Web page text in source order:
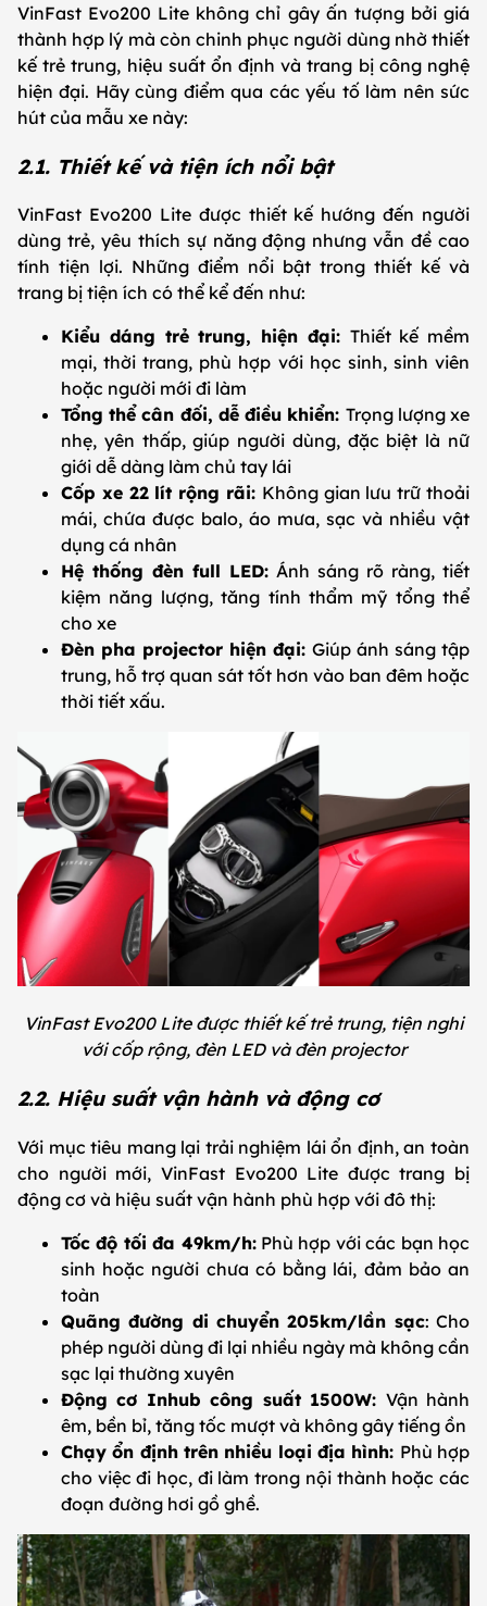
VinFast Evo200 Lite không chỉ gây ấn tượng bởi giá
thành hợp lý mà còn chinh phục người dùng nhờ thiết
kế trẻ trung, hiệu suất ổn định và trang bị công nghệ
hiện đại. Hãy cùng điểm qua các yếu tố làm nên sức
hút của mẫu xe này:
2.1. Thiết kế và tiện ích nổi bật
VinFast Evo200 Lite được thiết kế hướng đến người
dùng trẻ, yêu thích sự năng động nhưng vẫn đề cao
tính tiện lợi. Những điểm nổi bật trong thiết kế và
trang bị tiện ích có thể kể đến như:
Kiểu dáng trẻ trung, hiện đại: Thiết kế mềm
mại, thời trang, phù hợp với học sinh, sinh viên
hoặc người mới đi làm
Tổng thể cân đối, dễ điều khiển: Trọng lượng xe
nhẹ, yên thấp, giúp người dùng, đặc biệt là nữ
giới dễ dàng làm chủ tay lái
Cốp xe 22 lít rộng rãi: Không gian lưu trữ thoải
mái, chứa được balo, áo mưa, sạc và nhiều vật
dụng cá nhân
Hệ thống đèn full LED:Ánh sáng rõ ràng, tiết
kiệm năng lượng, tăng tính thẩm mỹ tổng thể
cho xe
Đèn pha projector hiện đại: Giúp ánh sáng tập
trung, hỗ trợ quan sát tốt hơn vào ban đêm hoặc
thời tiết xấu.
VinFast Evo200 Lite được thiết kế trẻ trung, tiện nghi
với cốp rộng, đèn LED và đèn projector
2.2. Hiệu suất vận hành và động cơ
Với mục tiêu mang lại trải nghiệm lái ổn định, an toàn
cho người mới, VinFast Evo200 Lite được trang bị
động cơ và hiệu suất vận hành phù hợp với đô thị:
Tốc độ tối đa 49km/h:Phù hợp với các bạn học
sinh hoặc người chưa có bằng lái, đảm bảo an
toàn
Quãng đường di chuyển 205km/lần sạc: Cho
phép người dùng đi lại nhiều ngày mà không cần
sạc lại thường xuyên
Động cơ Inhub công suất 1500W: Vận hành
êm, bền bỉ, tăng tốc mượt và không gây tiếng ồn
Chạy ổn định trên nhiều loại địa hình: Phù hợp
cho việc đi học, đi làm trong nội thành hoặc các
đoạn đường hơi gồ ghề.